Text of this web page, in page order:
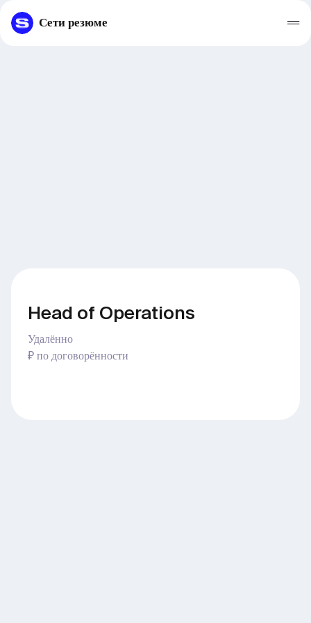
Сети резюме
Head of Operations
Удалённо
₽ по договорённости